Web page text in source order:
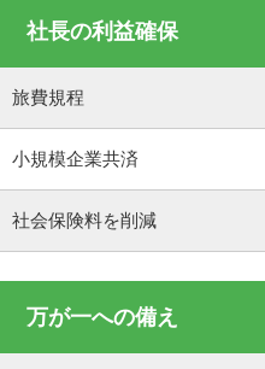
社長の利益確保
旅費規程
小規模企業共済
社会保険料を削減
万が一への備え